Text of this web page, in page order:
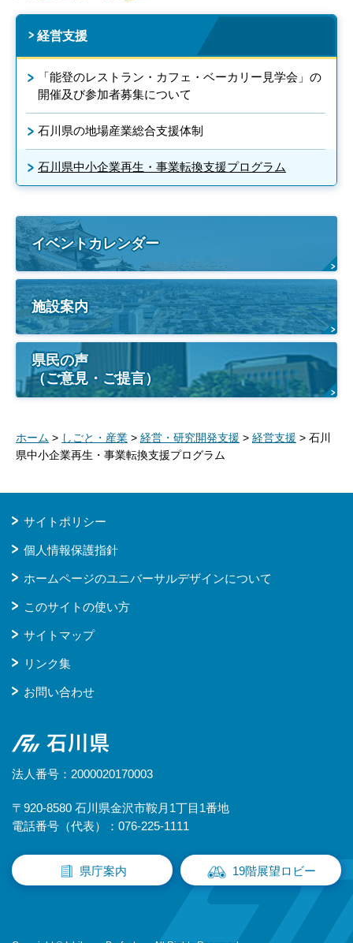
経営支援
「能登のレストラン・カフェ・ベーカリー見学会」の
開催及び参加者募集について
石川県の地場産業総合支援体制
石川県中小企業再生・事業転換支援プログラム
イベントカレンダー
施設案内
県民の声
（ご意見・ご提言）
ホーム > しごと・産業 > 経営・研究開発支援 > 経営支援 > 石川
県中小企業再生・事業転換支援プログラム
サイトポリシー
個人情報保護指針
ホームページのユニバーサルデザインについて
このサイトの使い方
サイトマップ
リンク集
お問い合わせ
石川県
法人番号：2000020170003
〒920-8580 石川県金沢市鞍月1丁目1番地
電話番号（代表）：076-225-1111
県庁案内 19階展望ロビー